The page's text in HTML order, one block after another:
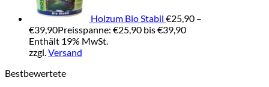
Holzum Bio Stabil €25,90 –
€39,90Preisspanne: €25,90 bis €39,90
Enthält 19% MwSt.
zzgl.Versand
Bestbewertete